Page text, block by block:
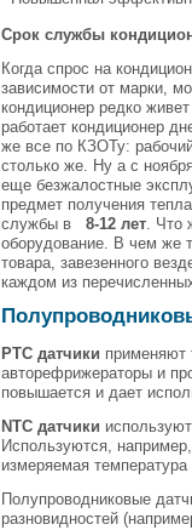
Срок службы
Когда спрос на
зависимости от марки,
кондиционер редко
работает кондиционер
же все по КЗОТу:
столько же. Ну а с
еще безжалостные
предмет получения
службы в8-12 лет .
оборудование. В чем же
товара, завезенного
каждом из
PTC датчики применяют
авторефрижераторы и
повышается и дает
NTC датчики
Используются,
измеряемая
Полупроводниковые
разновидностей